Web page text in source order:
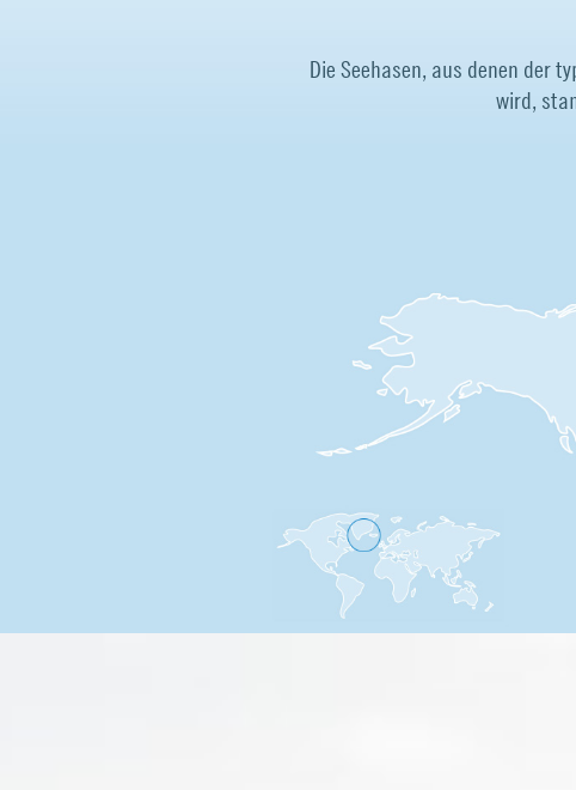
Die Seehasen, aus denen der
wird,